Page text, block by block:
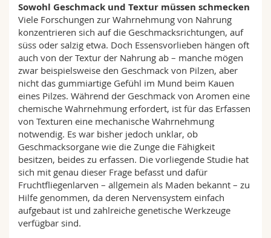
Sowohl Geschmack und Textur müssen schmecken
Viele Forschungen zur Wahrnehmung von Nahrung
konzentrieren sich auf die Geschmacksrichtungen, auf
süss oder salzig etwa. Doch Essensvorlieben hängen oft
auch von der Textur der Nahrung ab – manche mögen
zwar beispielsweise den Geschmack von Pilzen, aber
nicht das gummiartige Gefühl im Mund beim Kauen
eines Pilzes. Während der Geschmack von Aromen eine
chemische Wahrnehmung erfordert, ist für das Erfassen
von Texturen eine mechanische Wahrnehmung
notwendig. Es war bisher jedoch unklar, ob
Geschmacksorgane wie die Zunge die Fähigkeit
besitzen, beides zu erfassen. Die vorliegende Studie hat
sich mit genau dieser Frage befasst und dafür
Fruchtfliegenlarven – allgemein als Maden bekannt – zu
Hilfe genommen, da deren Nervensystem einfach
aufgebaut ist und zahlreiche genetische Werkzeuge
verfügbar sind.